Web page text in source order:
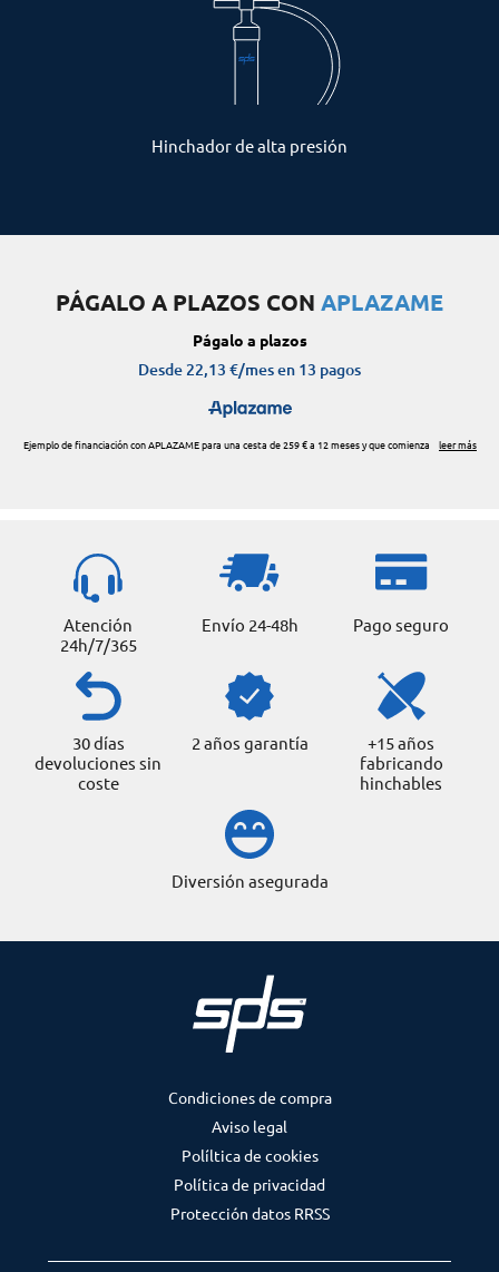
Hinchador de alta presión
PÁGALO A PLAZOS CON APLAZAME
Atención
24h/7/365
Envío 24-48h Pago seguro
30 días
devoluciones sin
coste
2 años garantía
+15 años
fabricando
hinchables
Diversión asegurada
Condiciones de compra
Aviso legal
Políltica de cookies
Política de privacidad
Protección datos RRSS